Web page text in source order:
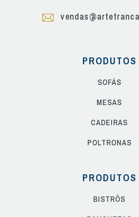
PRODUTOS
SOFÁS
MESAS
CADEIRAS
POLTRONAS
PRODUTOS
BISTRÔS